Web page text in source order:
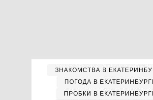
ЗНАКОМСТВА В
ПОГОДА В
ПРОБКИ В